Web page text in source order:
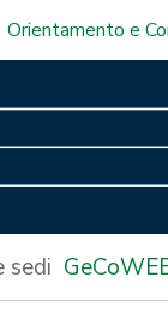
Orientamento e
sedi